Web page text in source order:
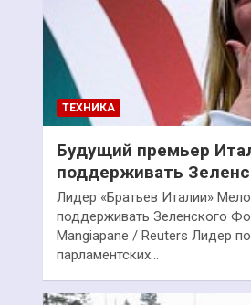
ТЕХНИКА
Будущий премьер
поддерживать
Лидер «Братьев Италии»
поддерживать Зеленского
Mangiapane / Reuters Лидер
парламентских…